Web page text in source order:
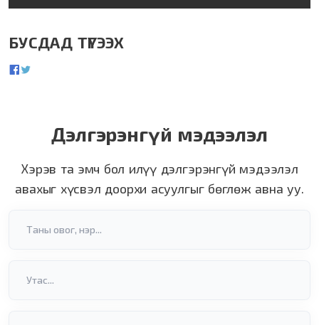
БУСДАД ТҮГЭЭХ
Дэлгэрэнгүй мэдээлэл
Хэрэв та эмч бол илүү дэлгэрэнгүй мэдээлэл
авахыг хүсвэл доорхи асуулгыг бөглөж авна уу.